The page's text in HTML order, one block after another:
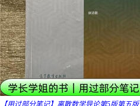
【用过部分笔记】离散数学导论第5版第五